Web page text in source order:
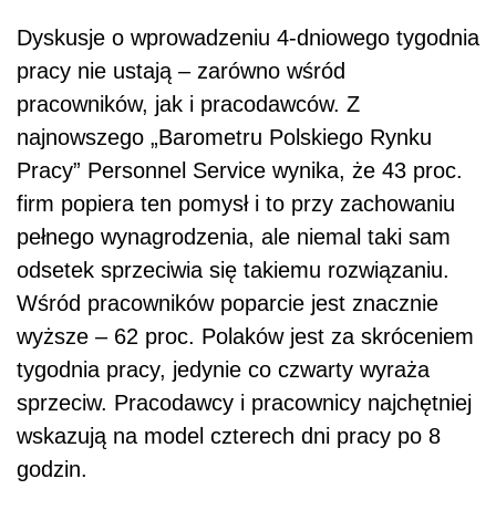
Dyskusje o wprowadzeniu 4-dniowego tygodnia
pracy nie ustają – zarówno wśród
pracowników, jak i pracodawców. Z
najnowszego „Barometru Polskiego Rynku
Pracy” Personnel Service wynika, że 43 proc.
firm popiera ten pomysł i to przy zachowaniu
pełnego wynagrodzenia, ale niemal taki sam
odsetek sprzeciwia się takiemu rozwiązaniu.
Wśród pracowników poparcie jest znacznie
wyższe – 62 proc. Polaków jest za skróceniem
tygodnia pracy, jedynie co czwarty wyraża
sprzeciw. Pracodawcy i pracownicy najchętniej
wskazują na model czterech dni pracy po 8
godzin.